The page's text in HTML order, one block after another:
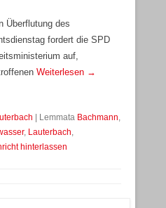
Überflutung des
fordert die SPD
auf,
Weiterlesen →
Lemmata Bachmann,
, Lauterbach,
hinterlassen